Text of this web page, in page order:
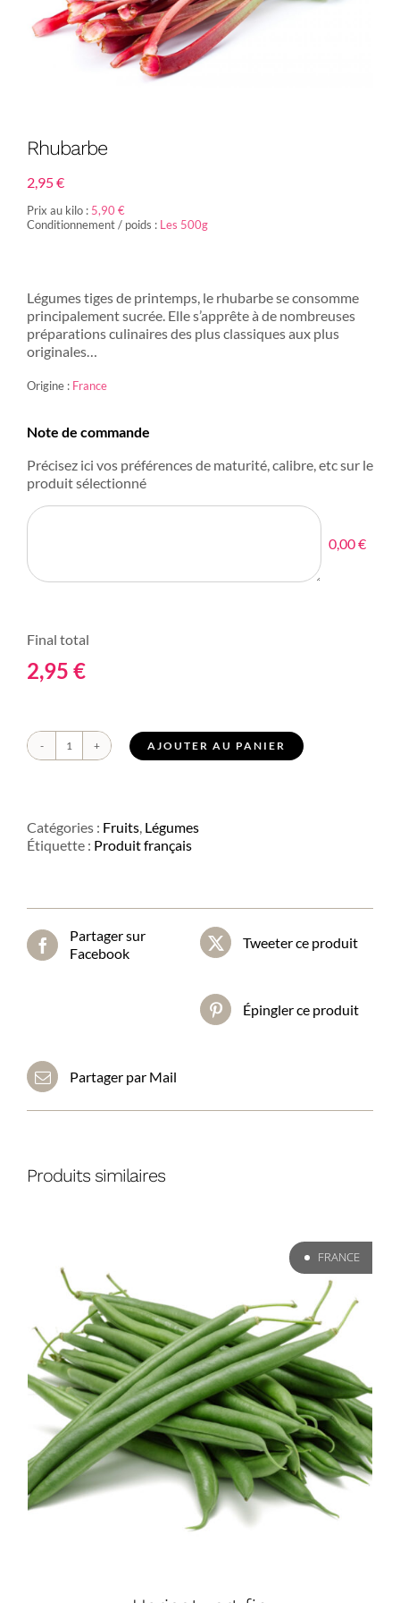
Rhubarbe
2,95€
Prix au kilo : 5,90 €
Conditionnement / poids : Les 500g
Légumes tiges de printemps, le rhubarbe se consomme
principalement sucrée. Elle s’apprête à de nombreuses
préparations culinaires des plus classiques aux plus
originales…
Origine : France
Note de commande
Précisez ici vos préférences de maturité, calibre, etc sur le
produit sélectionné
0,00 €
Final total
2,95 €
quantité
AJOUTER AU PANIER
Catégories : Fruits, Légumes
Étiquette : Produit français
Partager sur
Facebook
Tweeter ce produit
Épingler ce produit
Partager par Mail
Produits similaires
FRANCE